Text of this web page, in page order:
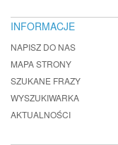
INFORMACJE
NAPISZ DO NAS
MAPA STRONY
SZUKANE FRAZY
WYSZUKIWARKA
AKTUALNOŚCI